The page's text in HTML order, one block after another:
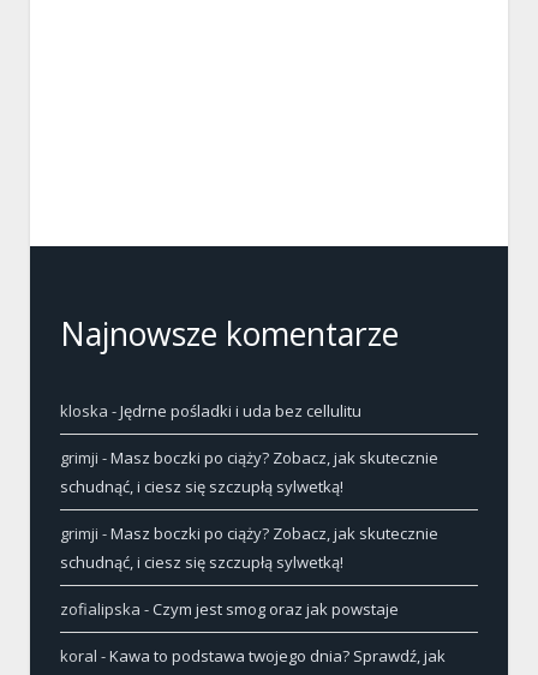
Najnowsze komentarze
kloska -Jędrne pośladki i uda bez cellulitu
grimji -Masz boczki po ciąży? Zobacz, jak skutecznie
schudnąć, i ciesz się szczupłą sylwetką!
grimji -Masz boczki po ciąży? Zobacz, jak skutecznie
schudnąć, i ciesz się szczupłą sylwetką!
zofialipska -Czym jest smog oraz jak powstaje
koral -Kawa to podstawa twojego dnia? Sprawdź, jak